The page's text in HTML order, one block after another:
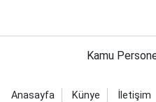
Kamu
Anasayfa Künye İletişim